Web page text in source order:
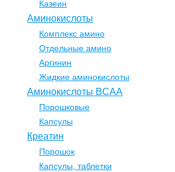
Казеин
Аминокислоты
Комплекс амино
Отдельные амино
Аргинин
Жидкие аминокислоты
Аминокислоты BCAA
Порошковые
Капсулы
Креатин
Порошок
Капсулы, таблетки